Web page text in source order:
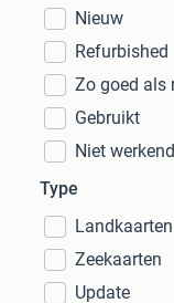
Nieuw
Refurbished
Zo goed als
Gebruikt
Niet werkend
Type
Landkaarten
Zeekaarten
Update